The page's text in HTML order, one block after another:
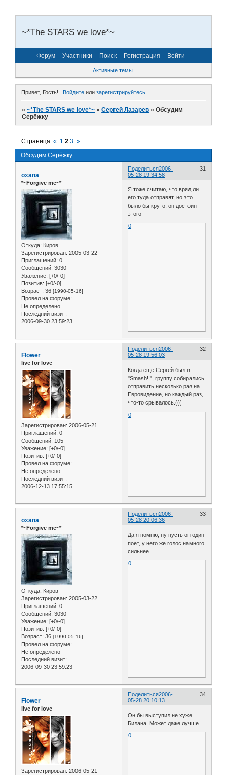
~*The STARS we love*~
Форум Участники Поиск Регистрация Войти
Активные темы
Привет, Гость! Войдитеили зарегистрируйтесь.
»~*The STARS we love*~ »Сергей Лазарев »Обсудим
Серёжку
Обсудим Серёжку
Страница:« 1 2 3 »
Поделиться 31
2006-
05-28 19:34:58
oxana
*~Forgive me~*
Откуда: Киров
Зарегистрирован: 2005-03-22
Приглашений: 0
Сообщений: 3030
Уважение: [+0/-0]
Позитив: [+0/-0]
Возраст: 36 [1990-05-16]
Провел на форуме:
Не определено
Последний визит:
2006-09-30 23:59:23
Я тоже считаю, что вряд ли
его туда отправят, но это
было бы круто, он достоин
этого
0
Поделиться 32
2006-
05-28 19:56:03
Flower
live for love
Зарегистрирован: 2006-05-21
Приглашений: 0
Сообщений: 105
Уважение: [+0/-0]
Позитив: [+0/-0]
Провел на форуме:
Не определено
Последний визит:
2006-12-13 17:55:15
Когда ещё Сергей был в
"Smash!!", группу собирались
отправить несколько раз на
Евровидение, но каждый раз,
что-то срывалось.(((
0
Поделиться 33
2006-
05-28 20:06:36
oxana
*~Forgive me~*
Откуда: Киров
Зарегистрирован: 2005-03-22
Приглашений: 0
Сообщений: 3030
Уважение: [+0/-0]
Позитив: [+0/-0]
Возраст: 36 [1990-05-16]
Провел на форуме:
Не определено
Последний визит:
2006-09-30 23:59:23
Да я помню, ну пусть он один
поет, у него же голос намного
сильнее
0
Поделиться 34
2006-
05-28 20:10:13
Flower
live for love
Зарегистрирован: 2006-05-21
Он бы выступил не хуже
Билана. Может даже лучше.
0